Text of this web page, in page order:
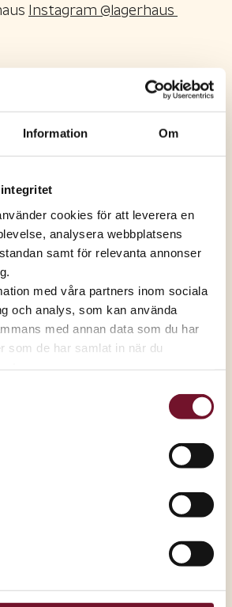
Information Om
cookies för att leverera en
analysera webbplatsens
samt för relevanta annonser
med våra partners inom sociala
och analys, som kan använda
med annan data som du har
som de har samlat in när du
Instagram @lagerhaus
gäller endast
Samarkands
för dig som fyllt
med